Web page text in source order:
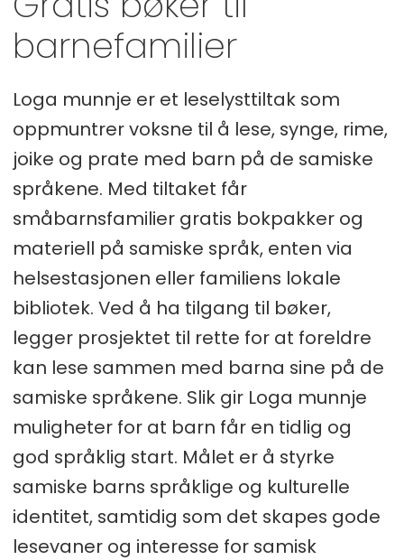
barnefamilier
Loga munnje er et leselysttiltak som
oppmuntrer voksne til å lese, synge, rime,
joike og prate med barn på de samiske
språkene. Med tiltaket får
småbarnsfamilier gratis bokpakker og
materiell på samiske språk, enten via
helsestasjonen eller familiens lokale
bibliotek. Ved å ha tilgang til bøker,
legger prosjektet til rette for at foreldre
kan lese sammen med barna sine på de
samiske språkene. Slik gir Loga munnje
muligheter for at barn får en tidlig og
god språklig start. Målet er å styrke
samiske barns språklige og kulturelle
identitet, samtidig som det skapes gode
lesevaner og interesse for samisk